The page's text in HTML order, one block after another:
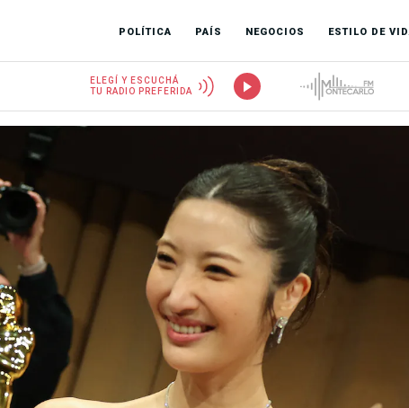
POLÍTICA PAÍS NEGOCIOS ESTILO DE
ELEGÍ Y ESCUCHÁ
TU RADIO PREFERIDA